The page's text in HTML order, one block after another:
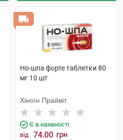
Но-шпа форте таблетки 80
мг 10 шт
Хіноїн Прайвіт
Є в наявності
від 74.00 грн